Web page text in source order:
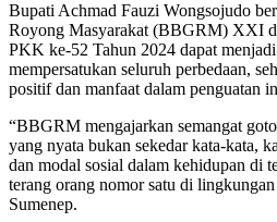
Bupati Achmad Fauzi Wongsojudo
Royong Masyarakat (BBGRM) XXI
PKK ke-52 Tahun 2024 dapat
mempersatukan seluruh perbedaan,
positif dan manfaat dalam penguatan
“BBGRM mengajarkan semangat
yang nyata bukan sekedar kata-kata,
dan modal sosial dalam kehidupan di
terang orang nomor satu di
Sumenep.